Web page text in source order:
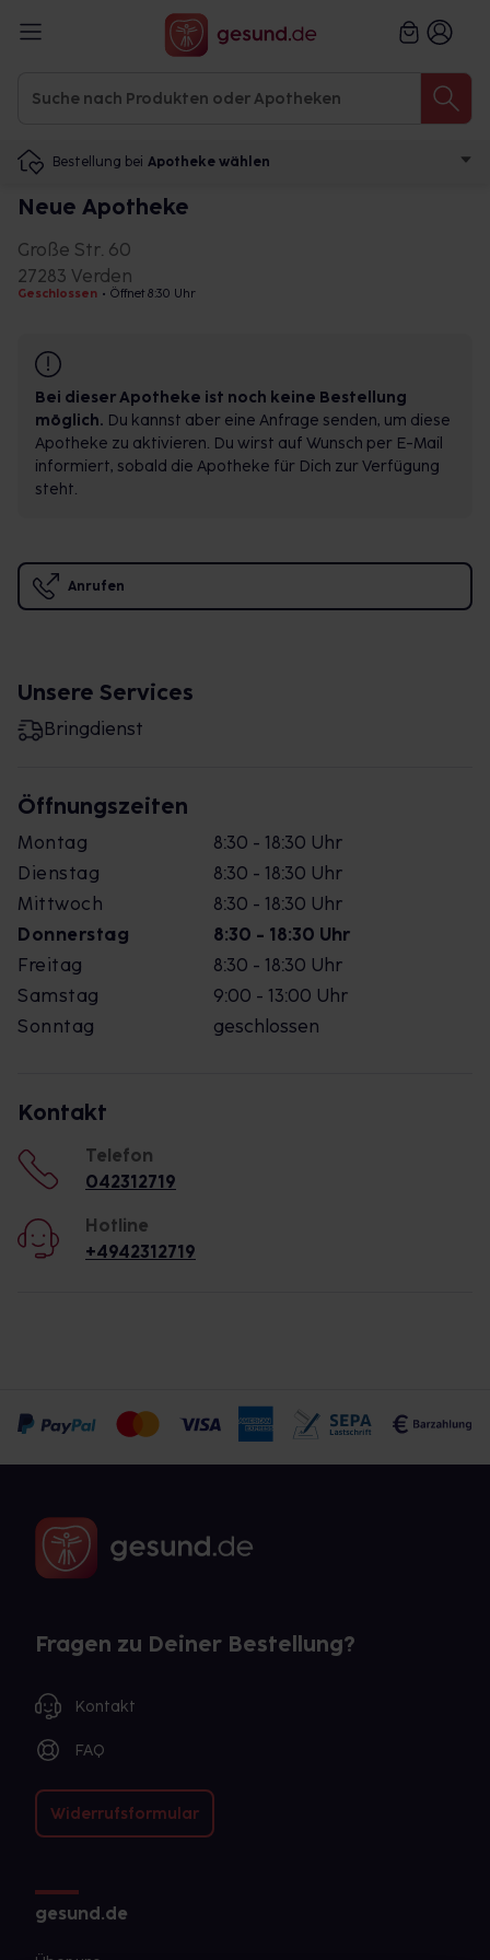
Bestellung bei Apotheke wählen
Neue Apotheke
Große Str. 60
27283 Verden
Geschlossen • Öffnet 8:30 Uhr
Bei dieser Apotheke ist noch keine Bestellung
möglich. Du kannst aber eine Anfrage senden, um diese
Apotheke zu aktivieren. Du wirst auf Wunsch per E-Mail
informiert, sobald die Apotheke für Dich zur Verfügung
steht.
Anrufen
Unsere Services
Bringdienst
Öffnungszeiten
Montag
8:30 - 18:30 Uhr
Dienstag
8:30 - 18:30 Uhr
Mittwoch
8:30 - 18:30 Uhr
Donnerstag
8:30 - 18:30 Uhr
Freitag
8:30 - 18:30 Uhr
Samstag
9:00 - 13:00 Uhr
Sonntag
geschlossen
Kontakt
Telefon
042312719
Hotline
+4942312719
Fragen zu Deiner Bestellung?
Kontakt
FAQ
Widerrufsformular
gesund.de